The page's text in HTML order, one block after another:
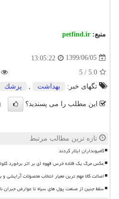
منبع: petfind.ir
1399/06/05
13:05:22
5.0
/
5
تگهای خبر:
بهداشت پزشك
این مطلب را می پسندید؟ (1)
تازه ترین مطالب مرتبط
کامیونداران ایثار کردند
عکس مرگ یک قلاده خرس قهوه ای بر اثر برخورد
اصالت کالا مهم ترین معیار انتخاب محصولات آرایشی
سقط جنین از صنعت پول های سیاه تا عوارض جبران